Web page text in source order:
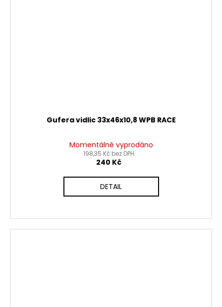
Gufera vidlic 33x46x10,8 WPB RACE
Momentálně vyprodáno
198,35 Kč bez DPH
240 Kč
DETAIL